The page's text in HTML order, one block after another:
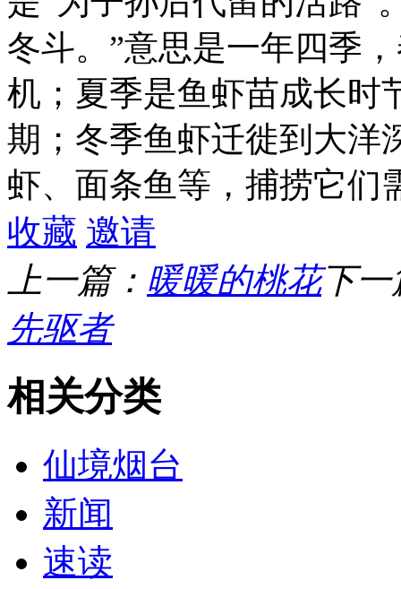
冬斗。”意思是一年四季
机；夏季是鱼虾苗成长时
期；冬季鱼虾迁徙到大洋
虾、面条鱼等，捕捞它们
收藏 邀请
上一篇： 暖暖的桃花下一
先驱者
相关分类
仙境烟台
新闻
速读